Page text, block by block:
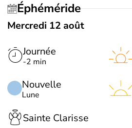
Éphéméride
Mercredi 12 août
Journée
-2 min
Nouvelle
Lune
Sainte Clarisse